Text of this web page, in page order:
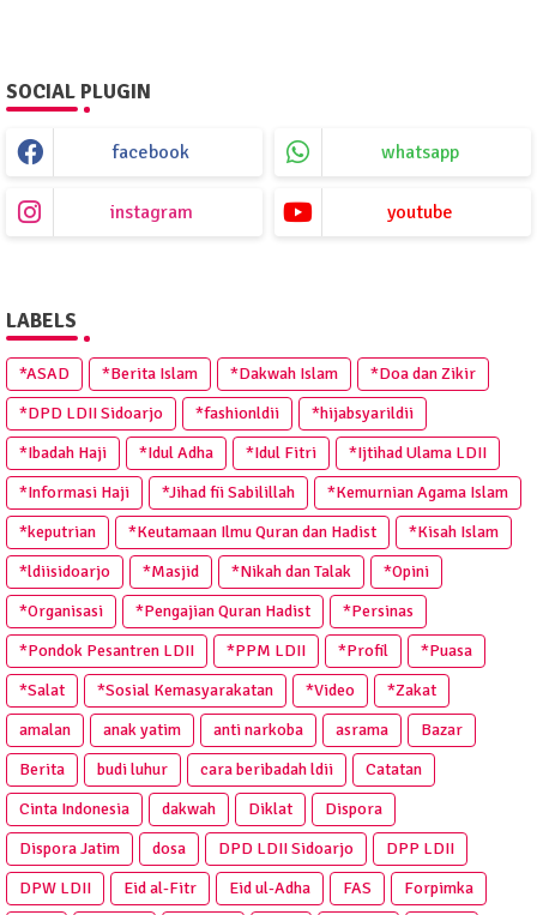
SOCIAL PLUGIN
facebook whatsapp
instagram youtube
LABELS
*ASAD *Berita Islam *Dakwah Islam
*Doa dan Zikir
*DPD LDII Sidoarjo
*fashionldii
*hijabsyarildii
*Ibadah Haji
*Idul Adha *Idul Fitri
*Ijtihad Ulama LDII
*Informasi Haji
*Jihad fii Sabilillah
*Kemurnian Agama Islam
*keputrian
*Keutamaan Ilmu Quran dan Hadist
*Kisah Islam
*ldiisidoarjo
*Masjid *Nikah dan Talak
*Opini
*Organisasi
*Pengajian Quran Hadist
*Persinas
*Pondok Pesantren LDII
*PPM LDII *Profil
*Puasa
*Salat
*Sosial Kemasyarakatan *Video
*Zakat
amalan
anak yatim anti narkoba asrama
Bazar
Berita
budi luhur cara beribadah ldii
Catatan
Cinta Indonesia
dakwah Diklat
Dispora
Dispora Jatim
dosa DPD LDII Sidoarjo
DPP LDII
DPW LDII
Eid al-Fitr Eid ul-Adha FAS
Forpimka